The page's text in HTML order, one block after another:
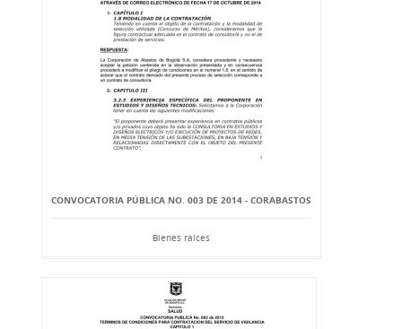
CONVOCATORIA PÚBLICA NO. 003 DE 2014 - CORABASTOS
Bienes raíces